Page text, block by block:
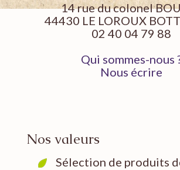
14 rue du colonel
44430 LE LOROUX
02 40 04 79 88
Qui sommes-nous
Nous écrire
Nos valeurs
Sélection de produits